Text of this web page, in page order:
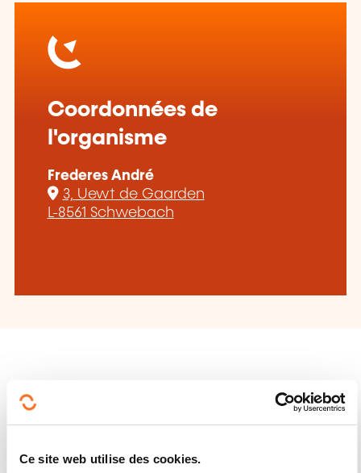
Ce site web utilise des cookies.
Coordonnées de
l'organisme
Frederes André
3, Uewt de Gaarden
L-8561 Schwebach
Suivez-nous!
Facebook
Twitter